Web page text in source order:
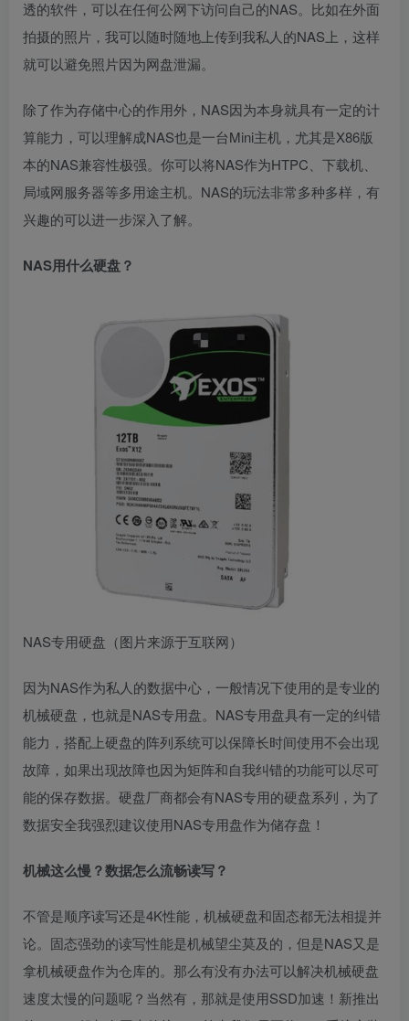
透的软件，可以在任何公网下访问自己的NAS。比如在外面
拍摄的照片，我可以随时随地上传到我私人的NAS上，这样
就可以避免照片因为网盘泄漏。
除了作为存储中心的作用外，NAS因为本身就具有一定的计
算能力，可以理解成NAS也是一台Mini主机，尤其是X86版
本的NAS兼容性极强。你可以将NAS作为HTPC、下载机、
局域网服务器等多用途主机。NAS的玩法非常多种多样，有
兴趣的可以进一步深入了解。
NAS用什么硬盘？
NAS专用硬盘（图片来源于互联网）
因为NAS作为私人的数据中心，一般情况下使用的是专业的
机械硬盘，也就是NAS专用盘。NAS专用盘具有一定的纠错
能力，搭配上硬盘的阵列系统可以保障长时间使用不会出现
故障，如果出现故障也因为矩阵和自我纠错的功能可以尽可
能的保存数据。硬盘厂商都会有NAS专用的硬盘系列，为了
数据安全我强烈建议使用NAS专用盘作为储存盘！
机械这么慢？数据怎么流畅读写？
不管是顺序读写还是4K性能，机械硬盘和固态都无法相提并
论。固态强劲的读写性能是机械望尘莫及的，但是NAS又是
拿机械硬盘作为仓库的。那么有没有办法可以解决机械硬盘
速度太慢的问题呢？当然有，那就是使用SSD加速！新推出